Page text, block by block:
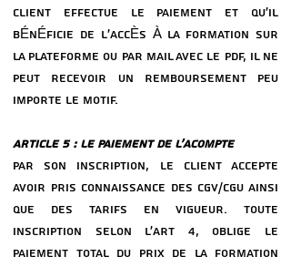
CLIENT EFFECTUE LE PAIEMENT ET QU'IL
BÉNÉFICIE DE L'ACCÈS À LA FORMATION SUR
LA PLATEFORME OU PAR MAIL AVEC LE PDF, IL NE
PEUT RECEVOIR UN REMBOURSEMENT PEU
IMPORTE LE MOTIF.
ARTICLE 5 : LE PAIEMENT DE L’ACOMPTE
PAR SON INSCRIPTION, LE CLIENT ACCEPTE
AVOIR PRIS CONNAISSANCE DES CGV/CGU AINSI
QUE DES TARIFS EN VIGUEUR. TOUTE
INSCRIPTION SELON L’ART 4, OBLIGE LE
PAIEMENT TOTAL DU PRIX DE LA FORMATION